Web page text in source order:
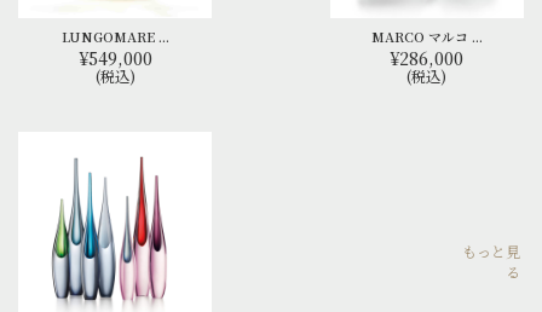
LUNGOMARE ...
¥549,000
(税込)
MARCO マルコ ...
¥286,000
(税込)
もっと見
る